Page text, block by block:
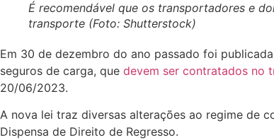
É recomendável que os transportadores e
transporte (Foto: Shutterstock)
Em 30 de dezembro do ano passado foi
seguros de carga, que devem ser contratados no
20/06/2023.
A nova lei traz diversas alterações ao regime de
Dispensa de Direito de Regresso.